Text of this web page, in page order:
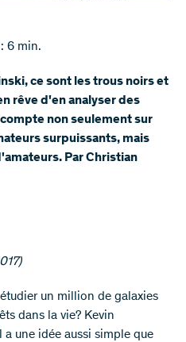
6 min.
ce sont les trous noirs et
rêve d'en analyser des
non seulement sur
surpuissants, mais
Par Christian
un million de galaxies
dans la vie? Kevin
une idée aussi simple que